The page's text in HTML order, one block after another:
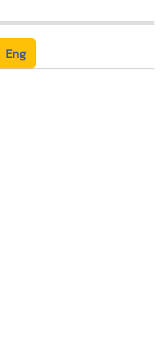
Eng